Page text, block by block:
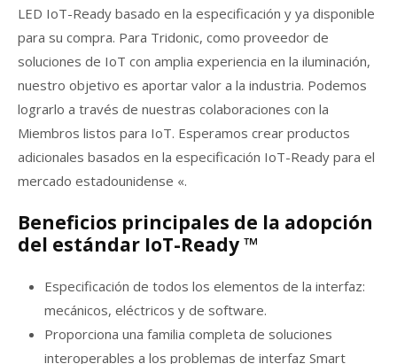
LED IoT-Ready basado en la especificación y ya disponible
para su compra. Para Tridonic, como proveedor de
soluciones de IoT con amplia experiencia en la iluminación,
nuestro objetivo es aportar valor a la industria. Podemos
lograrlo a través de nuestras colaboraciones con la
Miembros listos para IoT. Esperamos crear productos
adicionales basados ​​en la especificación IoT-Ready para el
mercado estadounidense «.
Beneficios principales de la adopción
del estándar IoT-Ready ™
Especificación de todos los elementos de la interfaz:
mecánicos, eléctricos y de software.
Proporciona una familia completa de soluciones
interoperables a los problemas de interfaz Smart